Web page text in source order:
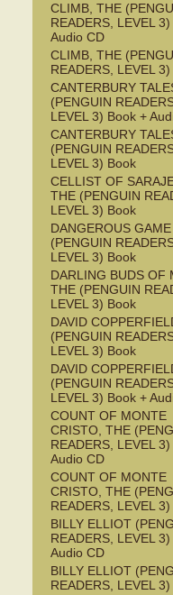
CLIMB, THE
READERS, LEVEL
Audio CD
CLIMB, THE
READERS, LEVEL
CANTERBURY
(PENGUIN
LEVEL 3) Book +
CANTERBURY
(PENGUIN
LEVEL 3) Book
CELLIST OF
THE (PENGUIN
LEVEL 3) Book
DANGEROUS GAME
(PENGUIN
LEVEL 3) Book
DARLING BUDS OF
THE (PENGUIN
LEVEL 3) Book
DAVID
(PENGUIN
LEVEL 3) Book
DAVID
(PENGUIN
LEVEL 3) Book +
COUNT OF MONTE
CRISTO, THE
READERS, LEVEL
Audio CD
COUNT OF MONTE
CRISTO, THE
READERS, LEVEL
BILLY ELLIOT
READERS, LEVEL
Audio CD
BILLY ELLIOT
READERS, LEVEL